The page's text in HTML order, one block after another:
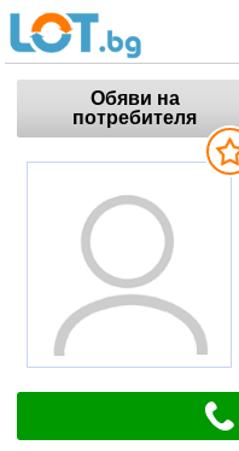
Обяви на
потребителя